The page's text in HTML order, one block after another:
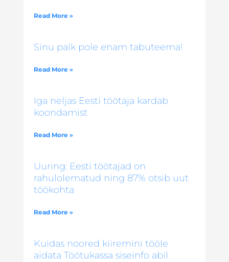
Read More »
Sinu palk pole enam tabuteema!
Read More »
Iga neljas Eesti töötaja kardab
koondamist
Read More »
Uuring: Eesti töötajad on
rahulolematud ning 87% otsib uut
töökohta
Read More »
Kuidas noored kiiremini tööle
aidata Töötukassa siseinfo abil